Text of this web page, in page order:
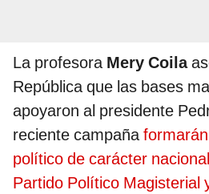
La profesora Mery Coila
República que las bases
apoyaron al presidente
reciente campaña
político de carácter
Partido Político Magisterial